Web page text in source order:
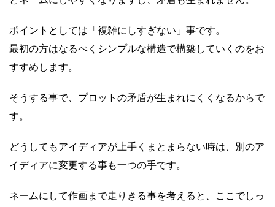
ポイントとしては「複雑にしすぎない」事です。
最初の方はなるべくシンプルな構造で構築していくのをお
すすめします。
そうする事で、プロットの矛盾が生まれにくくなるからで
す。
どうしてもアイディアが上手くまとまらない時は、別のア
イディアに変更する事も一つの手です。
ネームにして作画まで走りきる事を考えると、ここでしっ